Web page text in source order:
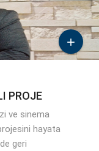

PROJE
ve sinema
hayata
geri